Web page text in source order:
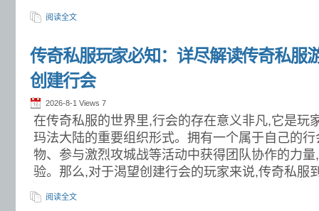
阅读全文
传奇私服玩家必知：详尽解读传奇私服
创建行会
2026-8-1 Views 7
在传奇私服的世界里,行会的存在意义非凡,它是玩
玛法大陆的重要组织形式。拥有一个属于自己的
物、参与激烈攻城战等活动中获得团队协作的力
验。那么,对于渴望创建行会的玩家来说,传奇私服
阅读全文